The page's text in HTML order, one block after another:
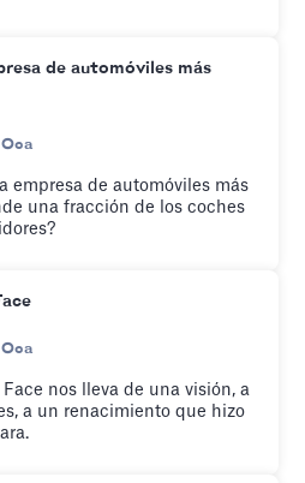
de automóviles más
empresa de automóviles más
una fracción de los coches
nos lleva de una visión, a
a un renacimiento que hizo